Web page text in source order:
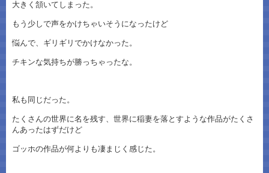
大きく頷いてしまった。
もう少しで声をかけちゃいそうになったけど
悩んで、ギリギリでかけなかった。
チキンな気持ちが勝っちゃったな。
私も同じだった。
たくさんの世界に名を残す、世界に稲妻を落とすような作品がたくさ
んあったはずだけど
ゴッホの作品が何よりも凄まじく感じた。